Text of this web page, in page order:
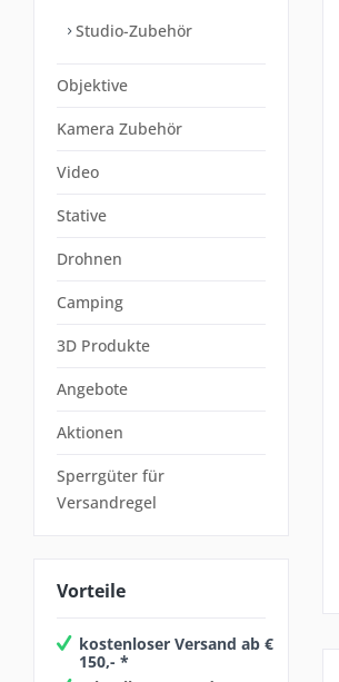
Studio-Zubehör
Objektive
Kamera Zubehör
Video
Stative
Drohnen
Camping
3D Produkte
Angebote
Aktionen
Sperrgüter für
Versandregel
Vorteile
kostenloser Versand ab €
150,- *